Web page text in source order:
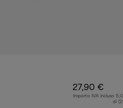
27,90 €
Importo IVA incluso
di